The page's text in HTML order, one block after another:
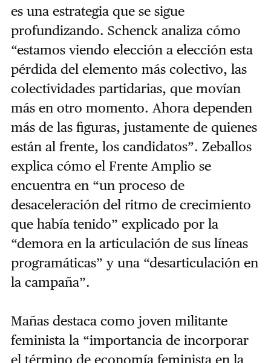
es una estrategia que se sigue
profundizando. Schenck analiza cómo
“estamos viendo elección a elección esta
pérdida del elemento más colectivo, las
colectividades partidarias, que movían
más en otro momento. Ahora dependen
más de las figuras, justamente de quienes
están al frente, los candidatos”. Zeballos
explica cómo el Frente Amplio se
encuentra en “un proceso de
desaceleración del ritmo de crecimiento
que había tenido” explicado por la
“demora en la articulación de sus líneas
programáticas” y una “desarticulación en
la campaña”.
Mañas destaca como joven militante
feminista la “importancia de incorporar
el término de economía feminista en la